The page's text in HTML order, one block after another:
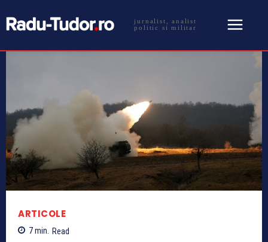
jurnalist, analist
politic si militar
ARTICOLE
7min. Read